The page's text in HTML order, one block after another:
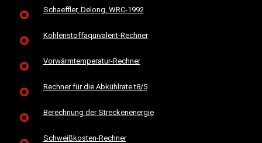
Schaeffler, Delong, WRC-1992
Kohlenstoffäquivalent-Rechner
Vorwärmtemperatur-Rechner
Rechner für die Abkühlrate t8/5
Berechnung der Streckenenergie
Schweißkosten-Rechner